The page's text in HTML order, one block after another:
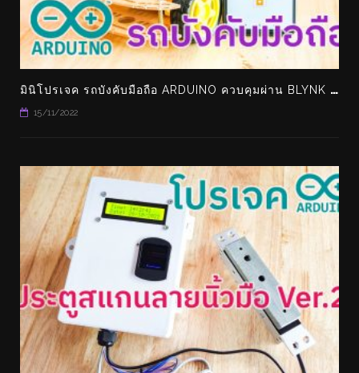
ม
ินิโปรเจค รถบังคับมือถือ ARDUINO ควบคุมผ่าน BLYNK ทำเล่นเองได้ง่ายๆ
15/11/2022
TRENDING
กไฟอัจฉริยะ
อุตสาหกรรม
2022
เทคโนโลยี TRENDING